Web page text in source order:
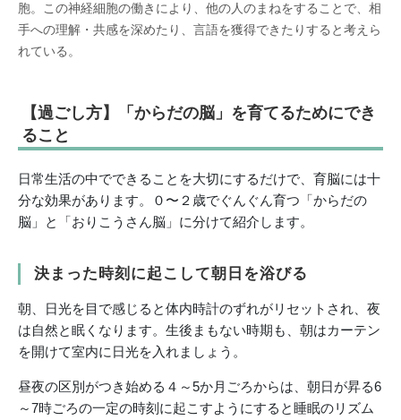
胞。この神経細胞の働きにより、他の人のまねをすることで、相
手への理解・共感を深めたり、言語を獲得できたりすると考えら
れている。
【過ごし方】「からだの脳」を育てるためにでき
ること
日常生活の中でできることを大切にするだけで、育脳には十
分な効果があります。０〜２歳でぐんぐん育つ「からだの
脳」と「おりこうさん脳」に分けて紹介します。
決まった時刻に起こして朝日を浴びる
朝、日光を目で感じると体内時計のずれがリセットされ、夜
は自然と眠くなります。生後まもない時期も、朝はカーテン
を開けて室内に日光を入れましょう。
昼夜の区別がつき始める４～5か月ごろからは、朝日が昇る6
～7時ごろの一定の時刻に起こすようにすると睡眠のリズム